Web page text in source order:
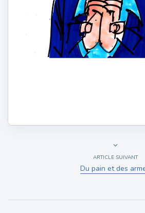
ARTICLE SUIVANT
Du pain et des